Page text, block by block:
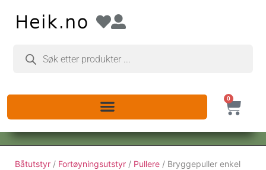
0
Båtutstyr / Fortøyningsutstyr / Pullere / Bryggepuller enkel